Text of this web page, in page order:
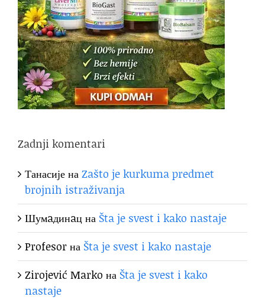
Zadnji komentari
ТанасијенаZašto je kurkuma predmet
brojnih istraživanja
Шумaдинaцна Šta je svest i kako nastaje
Profesorна Šta je svest i kako nastaje
Zirojević Marko на Šta je svest i kako
nastaje